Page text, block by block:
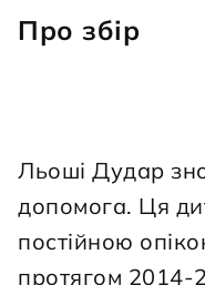
Про збір
Льоші Дудар
допомога. Ця
постійною
протягом 2014-